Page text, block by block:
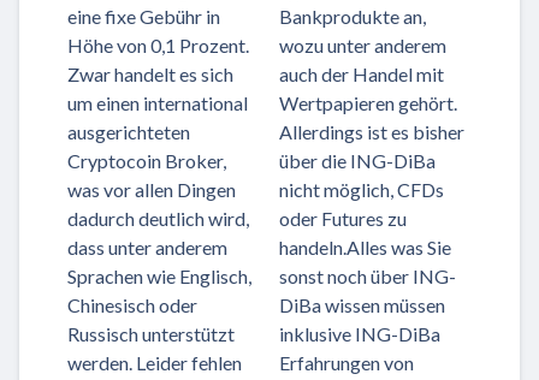
eine fixe Gebühr in
Höhe von 0,1 Prozent.
Zwar handelt es sich
um einen international
ausgerichteten
Cryptocoin Broker,
was vor allen Dingen
dadurch deutlich wird,
dass unter anderem
Sprachen wie Englisch,
Chinesisch oder
Russisch unterstützt
werden. Leider fehlen
Bankprodukte an,
wozu unter anderem
auch der Handel mit
Wertpapieren gehört.
Allerdings ist es bisher
über die ING-DiBa
nicht möglich, CFDs
oder Futures zu
handeln.Alles was Sie
sonst noch über ING-
DiBa wissen müssen
inklusive ING-DiBa
Erfahrungen von